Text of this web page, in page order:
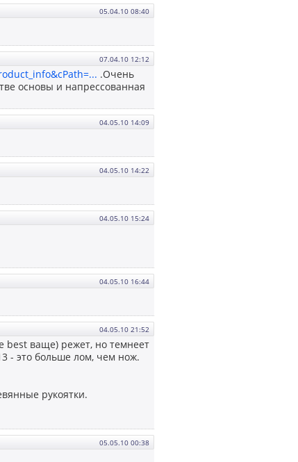
05.04.10 08:40
07.04.10 12:12
.Очень
основы и напрессованная
04.05.10 14:09
04.05.10 14:22
04.05.10 15:24
04.05.10 16:44
04.05.10 21:52
best ваще) режет, но темнеет
- это больше лом, чем нож.
рукоятки.
05.05.10 00:38